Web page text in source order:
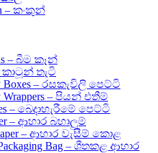
– කංකුන්
– බීම කෑන්
කාටූන් තැටි
Boxes – රසකැවිලි පෙට්ටි
Wrappers – පියන් එතීම්
– බෙදාහැරීමේ පෙට්ටි
– ආහාර බහාලුම්
– ආහාර වැසීම් කොළ
Packaging Bag – ශීතකළ ආහාර